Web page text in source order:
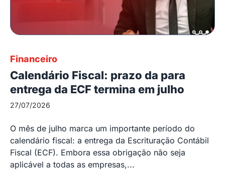
Financeiro
Calendário Fiscal: prazo da para
entrega da ECF termina em julho
27/07/2026
O mês de julho marca um importante período do
calendário fiscal: a entrega da Escrituração Contábil
Fiscal (ECF). Embora essa obrigação não seja
aplicável a todas as empresas,...